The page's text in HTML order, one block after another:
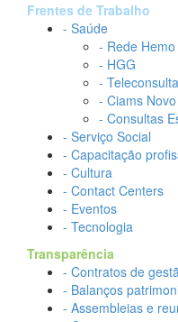
Frentes de Trabalho
- Saúde
- Rede
- HGG
- Teleconsulta
- Ciams
- Consultas
- Serviço Social
- Capacitação
- Cultura
- Contact Centers
- Eventos
- Tecnologia
Transparência
- Contratos de
- Balanços
- Assembleias e